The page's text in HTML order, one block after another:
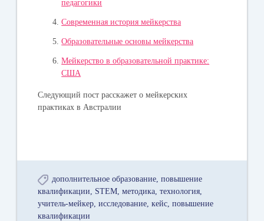
педагогики
Современная история мейкерства
Образовательные основы мейкерства
Мейкерство в образовательной практике:
США
Следующий пост расскажет о мейкерских
практиках в Австралии
дополнительное образование повышение
квалификации
STEM методика технология
учитель-мейкер исследование кейс повышение
квалификации